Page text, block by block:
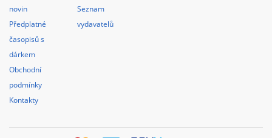
novin
Předplatné
časopisů s
dárkem
Obchodní
podmínky
Kontakty
Seznam
vydavatelů